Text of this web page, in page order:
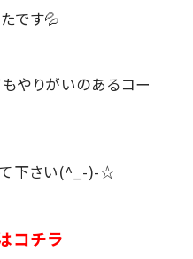
です💦
やりがいのあるコー
て下さい(^_-)-☆
コチラ